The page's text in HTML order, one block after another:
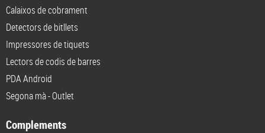
Calaixos de cobrament
Detectors de bitllets
Impressores de tiquets
Lectors de codis de barres
PDA Android
Segona mà - Outlet
Complements